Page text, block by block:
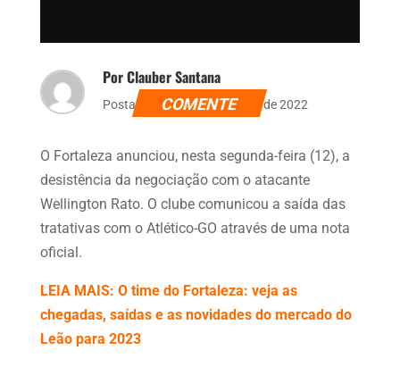
Por Clauber Santana
Postado dia 12 de dezembro de 2022
COMENTE
O Fortaleza anunciou, nesta segunda-feira (12), a
desistência da negociação com o atacante
Wellington Rato. O clube comunicou a saída das
tratativas com o Atlético-GO através de uma nota
oficial.
LEIA MAIS: O time do Fortaleza: veja as
chegadas, saídas e as novidades do mercado do
Leão para 2023